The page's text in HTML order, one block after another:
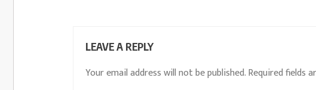
LEAVE A REPLY
Your email address will not be published.Required fields